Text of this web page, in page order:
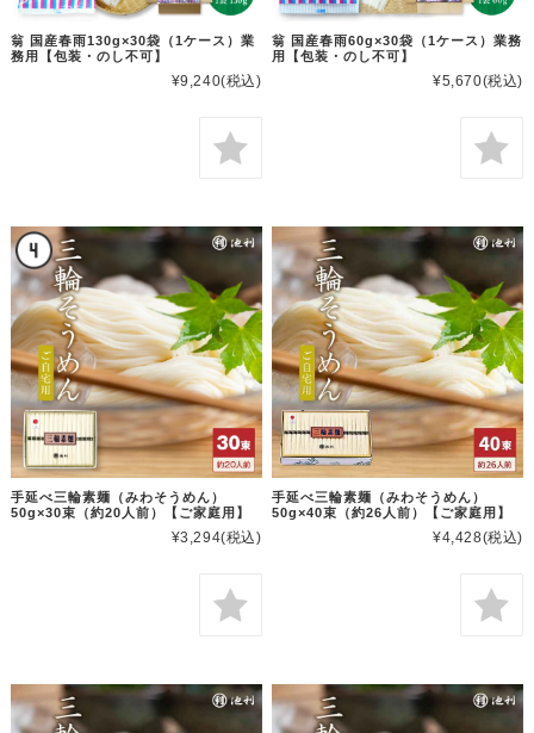
翁 国産春雨130g×30袋（1ケース）業
務用【包装・のし不可】
¥9,240(税込)
翁 国産春雨60g×30袋（1ケース）業務
用【包装・のし不可】
¥5,670(税込)
手延べ三輪素麺（みわそうめん）
50g×30束（約20人前）【ご家庭用】
¥3,294(税込)
手延べ三輪素麺（みわそうめん）
50g×40束（約26人前）【ご家庭用】
¥4,428(税込)